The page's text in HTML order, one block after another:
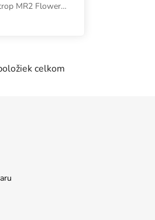
MR2 Flower
důležité stopové
Ovládacie prvky výpisu
celkom